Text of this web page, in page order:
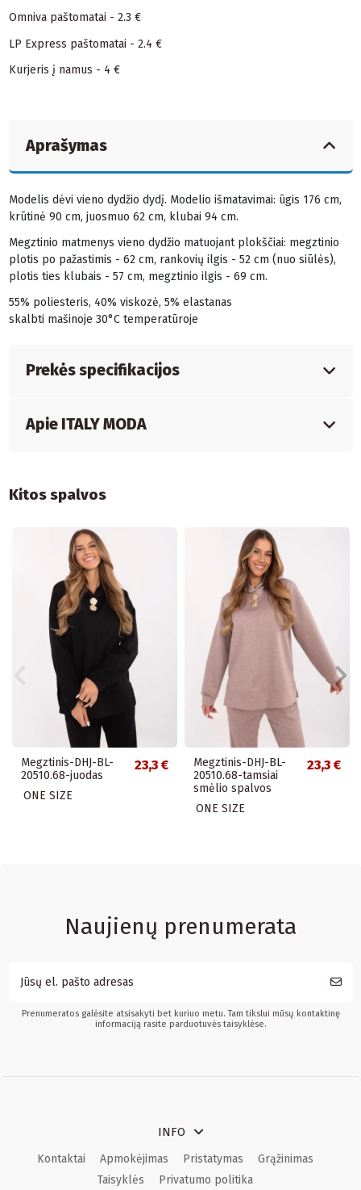
Omniva paštomatai - 2.3 €
LP Express paštomatai - 2.4 €
Kurjeris į namus - 4 €
Aprašymas
Modelis dėvi vieno dydžio dydį. Modelio išmatavimai: ūgis 176 cm,
krūtinė 90 cm, juosmuo 62 cm, klubai 94 cm.
Megztinio matmenys vieno dydžio matuojant plokščiai: megztinio
plotis po pažastimis - 62 cm, rankovių ilgis - 52 cm (nuo siūlės),
plotis ties klubais - 57 cm, megztinio ilgis - 69 cm.
55% poliesteris, 40% viskozė, 5% elastanas
skalbti mašinoje 30°C temperatūroje
Prekės specifikacijos
Apie ITALY MODA
Kitos spalvos
Megztinis-DHJ-BL-
20510.68-juodas
23,3 €
ONE SIZE
Megztinis-DHJ-BL-
20510.68-tamsiai
smėlio spalvos
23,3 €
ONE SIZE
Naujienų prenumerata
Prenumeratos galėsite atsisakyti bet kuriuo metu. Tam tikslui mūsų kontaktinę
informaciją rasite parduotuvės taisyklėse.
INFO
Kontaktai Apmokėjimas Pristatymas
Grąžinimas
Taisyklės
Privatumo politika